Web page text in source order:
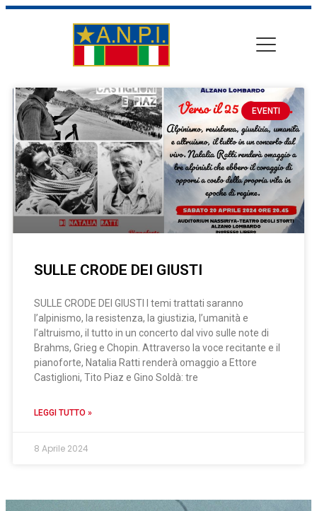
EVENTI
SULLE CRODE DEI GIUSTI
SULLE CRODE DEI GIUSTI I temi trattati saranno
l’alpinismo, la resistenza, la giustizia, l’umanità e
l’altruismo, il tutto in un concerto dal vivo sulle note di
Brahms, Grieg e Chopin. Attraverso la voce recitante e il
pianoforte, Natalia Ratti renderà omaggio a Ettore
Castiglioni, Tito Piaz e Gino Soldà: tre
LEGGI TUTTO »
8 Aprile 2024